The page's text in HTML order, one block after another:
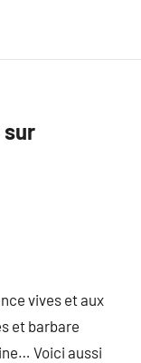
sur
vives et aux
et barbare
Voici aussi